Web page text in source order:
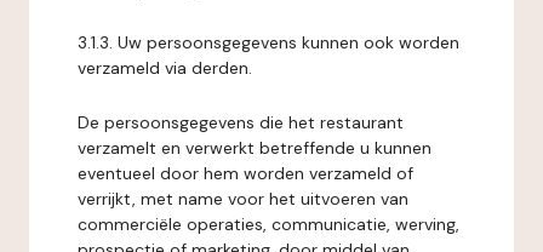
3.1.3. Uw persoonsgegevens kunnen ook worden
verzameld via derden.
De persoonsgegevens die het restaurant
verzamelt en verwerkt betreffende u kunnen
eventueel door hem worden verzameld of
verrijkt, met name voor het uitvoeren van
commerciële operaties, communicatie, werving,